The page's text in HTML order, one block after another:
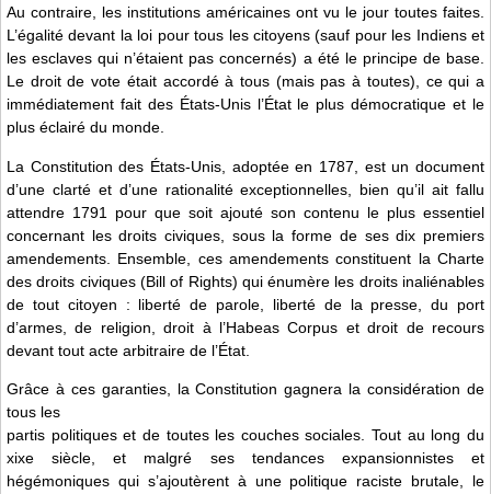
Au contraire, les institutions américaines ont vu le jour toutes faites.
L’égalité devant la loi pour tous les citoyens (sauf pour les Indiens et
les esclaves qui n’étaient pas concernés) a été le principe de base.
Le droit de vote était accordé à tous (mais pas à toutes), ce qui a
immédiatement fait des États-Unis l’État le plus démocratique et le
plus éclairé du monde.
La Constitution des États-Unis, adoptée en 1787, est un document
d’une clarté et d’une rationalité exceptionnelles, bien qu’il ait fallu
attendre 1791 pour que soit ajouté son contenu le plus essentiel
concernant les droits civiques, sous la forme de ses dix premiers
amendements. Ensemble, ces amendements constituent la Charte
des droits civiques (Bill of Rights) qui énumère les droits inaliénables
de tout citoyen : liberté de parole, liberté de la presse, du port
d’armes, de religion, droit à l’Habeas Corpus et droit de recours
devant tout acte arbitraire de l’État.
Grâce à ces garanties, la Constitution gagnera la considération de
tous les
partis politiques et de toutes les couches sociales. Tout au long du
xixe siècle, et malgré ses tendances expansionnistes et
hégémoniques qui s’ajoutèrent à une politique raciste brutale, le